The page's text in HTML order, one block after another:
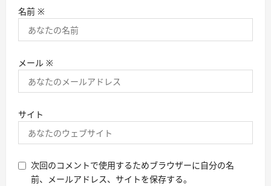
名前 ※
メール ※
サイト
次回のコメントで使用するためブラウザーに自分の名
前、メールアドレス、サイトを保存する。